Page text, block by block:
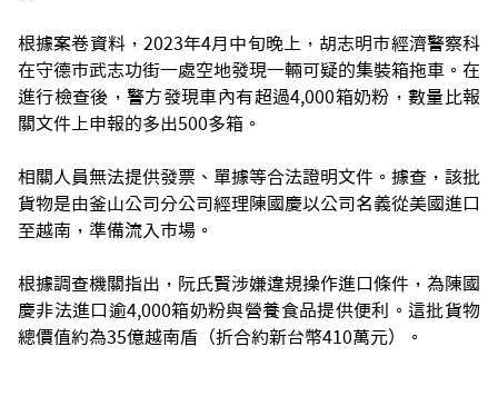
根據案卷資料，2023年4月中旬晚上，胡志明市經濟警察科
在守德市武志功街一處空地發現一輛可疑的集裝箱拖車。在
進行檢查後，警方發現車內有超過4,000箱奶粉，數量比報
關文件上申報的多出500多箱。
相關人員無法提供發票、單據等合法證明文件。據查，該批
貨物是由釜山公司分公司經理陳國慶以公司名義從美國進口
至越南，準備流入市場。
根據調查機關指出，阮氏賢涉嫌違規操作進口條件，為陳國
慶非法進口逾4,000箱奶粉與營養食品提供便利。這批貨物
總價值約為35億越南盾（折合約新台幣410萬元）。